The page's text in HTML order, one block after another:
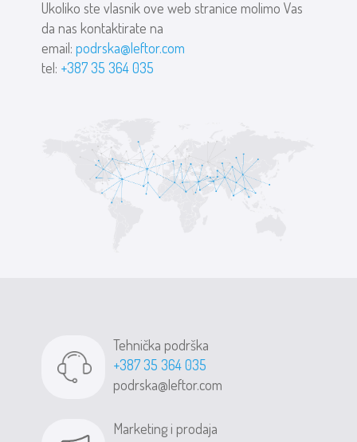
Ukoliko ste vlasnik ove web stranice molimo Vas
da nas kontaktirate na
email:podrska@leftor.com
tel: +387 35 364 035
Tehnička podrška
+387 35 364 035
podrska@leftor.com
Marketing i prodaja